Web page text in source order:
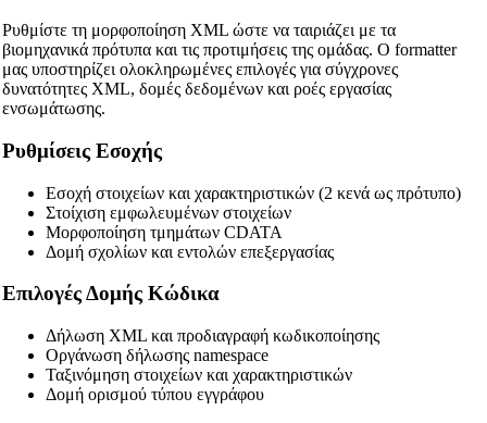
Ρυθμίστε τη μορφοποίηση XML ώστε να ταιριάζει με τα
βιομηχανικά πρότυπα και τις προτιμήσεις της ομάδας. Ο formatter
μας υποστηρίζει ολοκληρωμένες επιλογές για σύγχρονες
δυνατότητες XML, δομές δεδομένων και ροές εργασίας
ενσωμάτωσης.
Ρυθμίσεις Εσοχής
Εσοχή στοιχείων και χαρακτηριστικών (2 κενά ως πρότυπο)
Στοίχιση εμφωλευμένων στοιχείων
Μορφοποίηση τμημάτων CDATA
Δομή σχολίων και εντολών επεξεργασίας
Επιλογές Δομής Κώδικα
Δήλωση XML και προδιαγραφή κωδικοποίησης
Οργάνωση δήλωσης namespace
Ταξινόμηση στοιχείων και χαρακτηριστικών
Δομή ορισμού τύπου εγγράφου